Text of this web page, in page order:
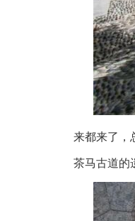
来都来了，
茶马古道的